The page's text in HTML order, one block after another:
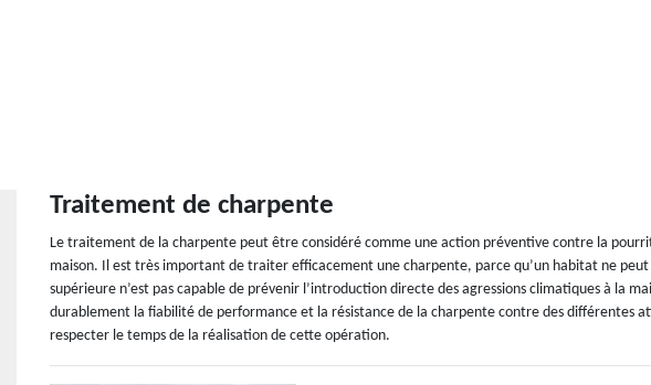
Traitement de charpente
Le traitement de la charpente peut être considéré comme une action préventive contre la
maison. Il est très important de traiter efficacement une charpente, parce qu’un habitat ne
supérieure n’est pas capable de prévenir l’introduction directe des agressions climatiques à la
durablement la fiabilité de performance et la résistance de la charpente contre des différentes
respecter le temps de la réalisation de cette opération.